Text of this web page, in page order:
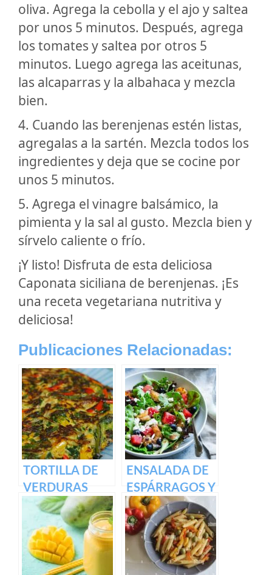
oliva. Agrega la cebolla y el ajo y saltea
por unos 5 minutos. Después, agrega
los tomates y saltea por otros 5
minutos. Luego agrega las aceitunas,
las alcaparras y la albahaca y mezcla
bien.
4. Cuando las berenjenas estén listas,
agregalas a la sartén. Mezcla todos los
ingredientes y deja que se cocine por
unos 5 minutos.
5. Agrega el vinagre balsámico, la
pimienta y la sal al gusto. Mezcla bien y
sírvelo caliente o frío.
¡Y listo! Disfruta de esta deliciosa
Caponata siciliana de berenjenas. ¡Es
una receta vegetariana nutritiva y
deliciosa!
Publicaciones Relacionadas:
TORTILLA DE
VERDURAS
ENSALADA DE
ESPÁRRAGOS Y
REQUESÓN